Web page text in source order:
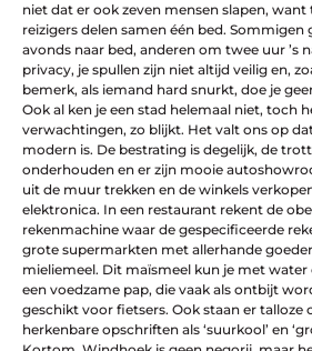
niet dat er ook zeven mensen slapen,
reizigers delen samen één bed. Sommigen
avonds naar bed, anderen om twee uur ’s
privacy, je spullen zijn niet altijd veilig en,
bemerk, als iemand hard snurkt, doe je
Ook al ken je een stad helemaal niet, toch
verwachtingen, zo blijkt. Het valt ons op
modern is. De bestrating is degelijk, de
onderhouden en er zijn mooie
uit de muur trekken en de winkels
elektronica. In een restaurant rekent de
rekenmachine waar de gespecificeerde
grote supermarkten met allerhande
mieliemeel. Dit maïsmeel kun je met
een voedzame pap, die vaak als ontbijt
geschikt voor fietsers. Ook staan er talloze
herkenbare opschriften als ‘suurkool’ en